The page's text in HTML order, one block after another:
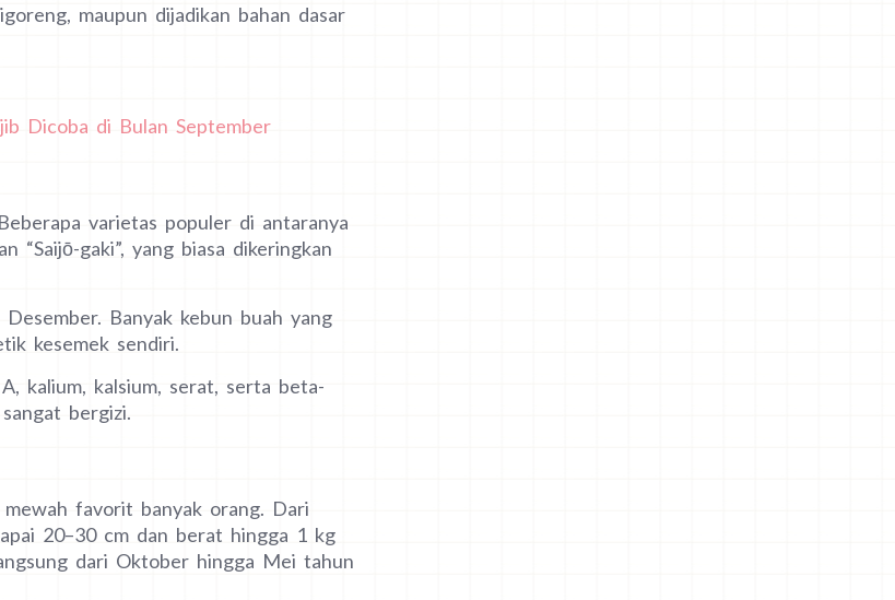
maupun dijadikan bahan dasar
Dicoba di Bulan September
varietas populer di antaranya
“Saijō-gaki”, yang biasa dikeringkan
Banyak kebun buah yang
kesemek sendiri.
kalium, kalsium, serat, serta beta-
bergizi.
favorit banyak orang. Dari
20–30 cm dan berat hingga 1 kg
dari Oktober hingga Mei tahun